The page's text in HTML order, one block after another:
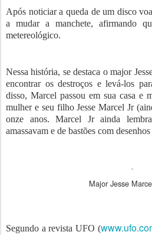
Após noticiar a queda de um disco
a mudar a manchete, afirmando
metereológico.
Nessa história, se destaca o major
encontrar os destroços e levá-los
disso, Marcel passou em sua casa e
mulher e seu filho Jesse Marcel Jr
onze anos. Marcel Jr ainda
amassavam e de bastões com
Major Jesse
Segundo a revista UFO (